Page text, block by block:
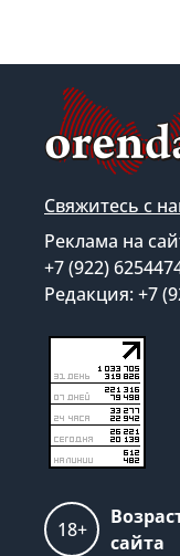
Свяжитесь с
Реклама на
+7 (922)
Редакция: +7
18+
сайта